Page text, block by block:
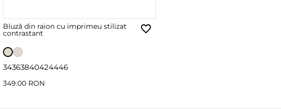
Bluză din raion cu imprimeu stilizat
contrastant
34363840424446
349.00 RON